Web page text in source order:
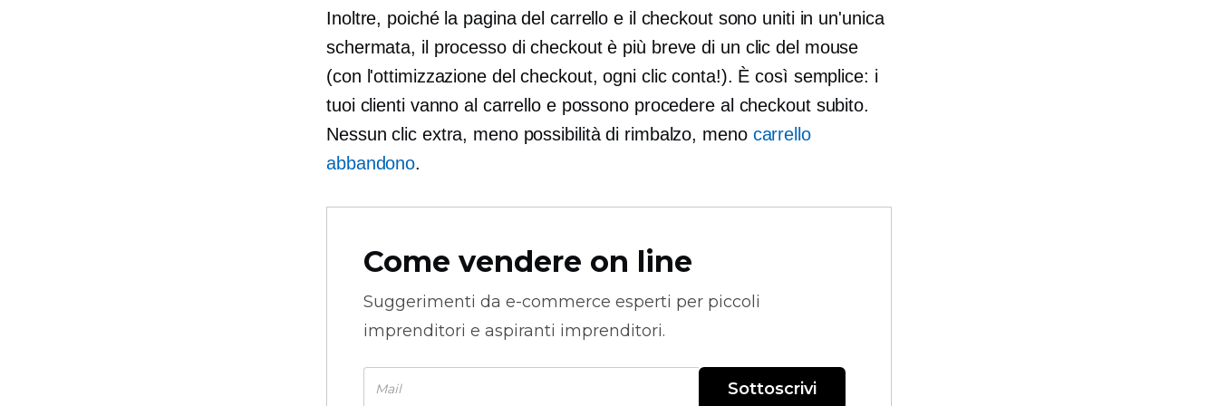
Inoltre, poiché la pagina del carrello e il checkout sono uniti in un'unica
schermata, il processo di checkout è più breve di un clic del mouse
(con l'ottimizzazione del checkout, ogni clic conta!). È così semplice: i
tuoi clienti vanno al carrello e possono procedere al checkout subito.
Nessun clic extra, meno possibilità di rimbalzo, meno carrello
abbandono.
Come vendere on line
Suggerimenti da e-commerce esperti per piccoli
imprenditori e aspiranti imprenditori.
Sottoscrivi